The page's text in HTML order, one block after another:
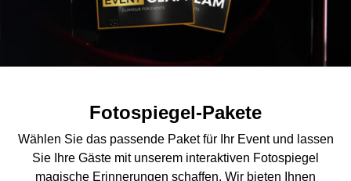
Fotospiegel-Pakete
Wählen Sie das passende Paket für Ihr Event und lassen
Sie Ihre Gäste mit unserem interaktiven Fotospiegel
magische Erinnerungen schaffen. Wir bieten Ihnen